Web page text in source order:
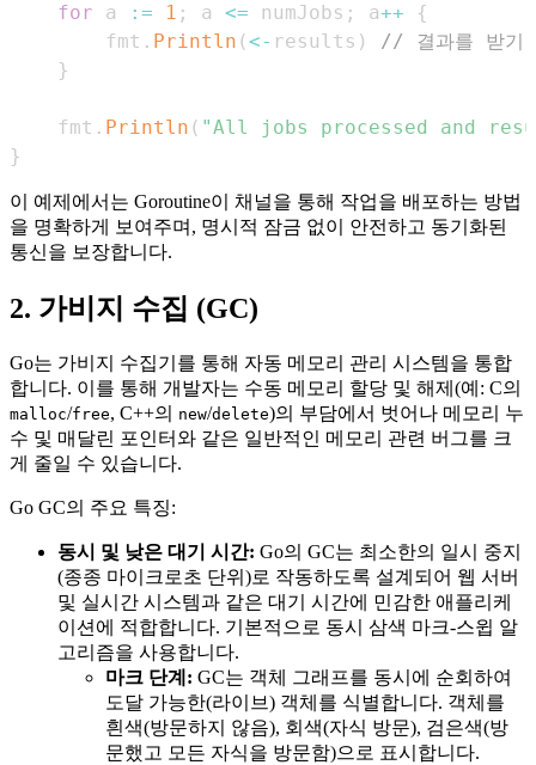
for a := 1 ; a <= numJobs ; a++
{
		fmt
. Println (<- results )
// 결과를 받기
}
	fmt
. Println ( "All jobs processed and
}
이 예제에서는 Goroutine이 채널을 통해 작업을 배포하는 방법
을 명확하게 보여주며, 명시적 잠금 없이 안전하고 동기화된
통신을 보장합니다.
2. 가비지 수집 (GC)
Go는 가비지 수집기를 통해 자동 메모리 관리 시스템을 통합
합니다. 이를 통해 개발자는 수동 메모리 할당 및 해제(예: C의
malloc/free, C++의 new/delete)의 부담에서 벗어나 메모리 누
수 및 매달린 포인터와 같은 일반적인 메모리 관련 버그를 크
게 줄일 수 있습니다.
Go GC의 주요 특징:
동시 및 낮은 대기 시간: Go의 GC는 최소한의 일시 중지
(종종 마이크로초 단위)로 작동하도록 설계되어 웹 서버
및 실시간 시스템과 같은 대기 시간에 민감한 애플리케
이션에 적합합니다. 기본적으로 동시 삼색 마크-스윕 알
고리즘을 사용합니다.
마크 단계: GC는 객체 그래프를 동시에 순회하여
도달 가능한(라이브) 객체를 식별합니다. 객체를
흰색(방문하지 않음), 회색(자식 방문), 검은색(방
문했고 모든 자식을 방문함)으로 표시합니다.